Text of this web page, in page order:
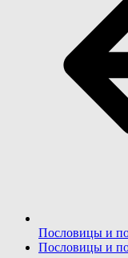
Пословицы и
Пословицы и